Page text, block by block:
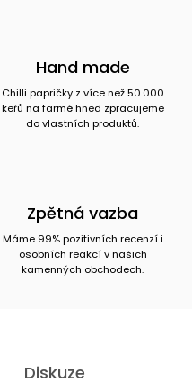
Hand made
Chilli papričky z více než 50.000
keřů na farmě hned zpracujeme
do vlastních produktů.
Zpětná vazba
Máme 99% pozitivních recenzí i
osobních reakcí v našich
kamenných obchodech.
Diskuze